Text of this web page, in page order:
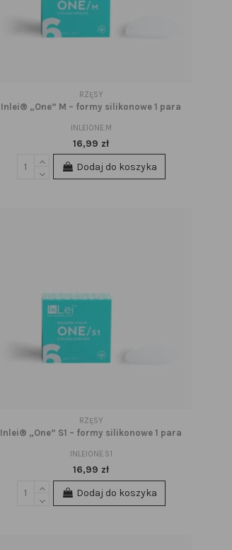
RZĘSY
Inlei® „One” M – formy silikonowe 1 para
INLEIONE.M
16,99 zł
Dodaj do koszyka
RZĘSY
Inlei® „One” S1 – formy silikonowe 1 para
INLEIONE.S1
16,99 zł
Dodaj do koszyka